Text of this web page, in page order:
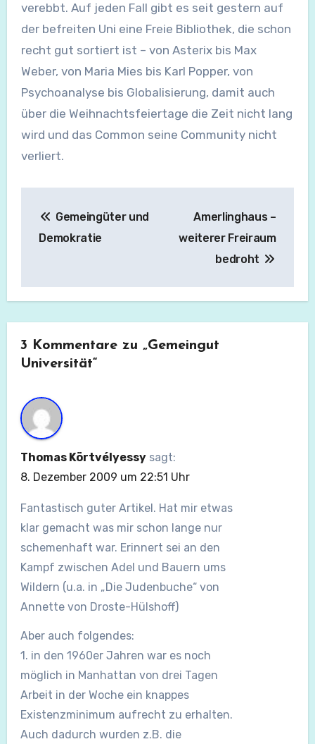
verebbt. Auf jeden Fall gibt es seit gestern auf
der befreiten Uni eine Freie Bibliothek, die schon
recht gut sortiert ist – von Asterix bis Max
Weber, von Maria Mies bis Karl Popper, von
Psychoanalyse bis Globalisierung, damit auch
über die Weihnachtsfeiertage die Zeit nicht lang
wird und das Common seine Community nicht
verliert.
Gemeingüter und
Demokratie
Amerlinghaus –
weiterer Freiraum
bedroht
3 Kommentare zu „Gemeingut
Universität“
Thomas Körtvélyessy sagt:
8. Dezember 2009 um 22:51 Uhr
Fantastisch guter Artikel. Hat mir etwas
klar gemacht was mir schon lange nur
schemenhaft war. Erinnert sei an den
Kampf zwischen Adel und Bauern ums
Wildern (u.a. in „Die Judenbuche“ von
Annette von Droste-Hülshoff)
Aber auch folgendes:
1. in den 1960er Jahren war es noch
möglich in Manhattan von drei Tagen
Arbeit in der Woche ein knappes
Existenzminimum aufrecht zu erhalten.
Auch dadurch wurden z.B. die